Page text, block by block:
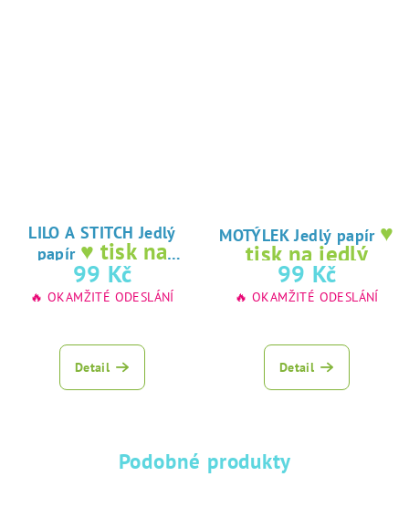
LILO A STITCH Jedlý
papír ♥ tisk na
jedlý papír
99 Kč
🔥 OKAMŽITÉ ODESLÁNÍ
Detail
MOTÝLEK Jedlý papír ♥
tisk na jedlý
papír
99 Kč
🔥 OKAMŽITÉ ODESLÁNÍ
Detail
Podobné produkty